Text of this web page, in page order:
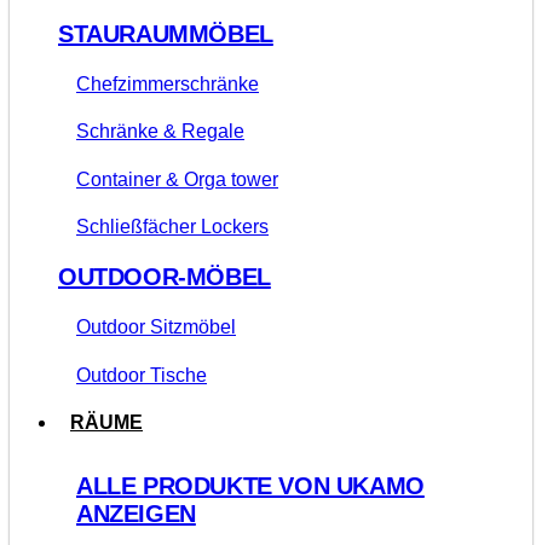
STAURAUMMÖBEL
Chefzimmerschränke
Schränke & Regale
Container & Orga tower
Schließfächer Lockers
OUTDOOR-MÖBEL
Outdoor Sitzmöbel
Outdoor Tische
RÄUME
ALLE PRODUKTE VON UKAMO
ANZEIGEN